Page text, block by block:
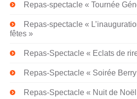
Repas-spectacle « Tournée
Repas-spectacle «
fêtes »
Repas-Spectacle « Eclats de
Repas-Spectacle « Soirée
Repas-Spectacle « Nuit de